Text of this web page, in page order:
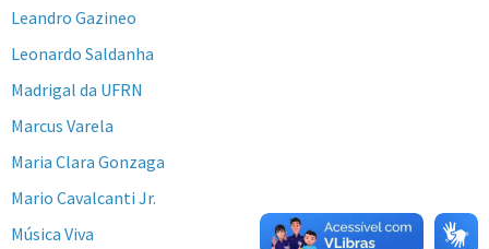
Leandro Gazineo
Leonardo Saldanha
Madrigal da UFRN
Marcus Varela
Maria Clara Gonzaga
Mario Cavalcanti Jr.
Música Viva